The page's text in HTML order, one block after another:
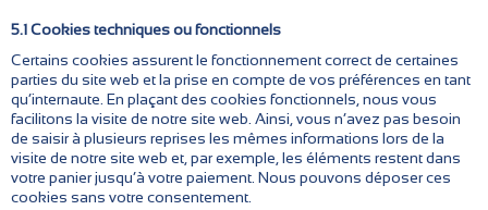
5.1 Cookies techniques ou fonctionnels
Certains cookies assurent le fonctionnement correct de certaines
parties du site web et la prise en compte de vos préférences en tant
qu’internaute. En plaçant des cookies fonctionnels, nous vous
facilitons la visite de notre site web. Ainsi, vous n’avez pas besoin
de saisir à plusieurs reprises les mêmes informations lors de la
visite de notre site web et, par exemple, les éléments restent dans
votre panier jusqu’à votre paiement. Nous pouvons déposer ces
cookies sans votre consentement.